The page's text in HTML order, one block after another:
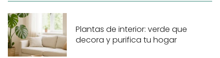
Plantas de interior: verde que
decora y purifica tu hogar